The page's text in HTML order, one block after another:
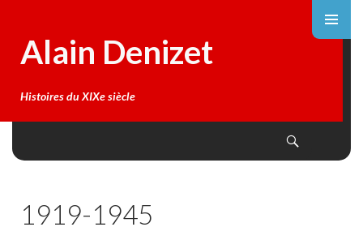
Alain Denizet
Histoires du XIXe siècle
1919-1945